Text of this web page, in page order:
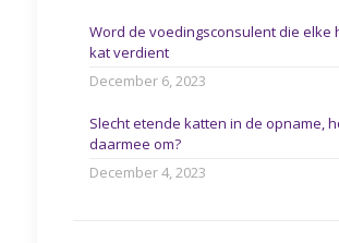
Word de voedingsconsulent die elke
kat verdient
December 6, 2023
Slecht etende katten in de opname,
daarmee om?
December 4, 2023